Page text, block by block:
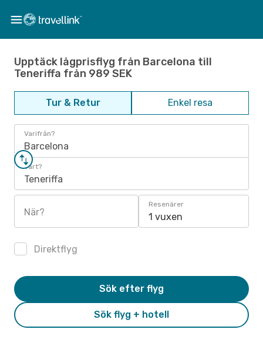
Upptäck lågprisflyg från Barcelona till
Teneriffa från 989 SEK
Tur & Retur Enkel resa
Varifrån?
Barcelona
Vart?
Teneriffa
När?
Resenärer
1 vuxen
Direktflyg
Sök flyg + hotell
Sök efter flyg